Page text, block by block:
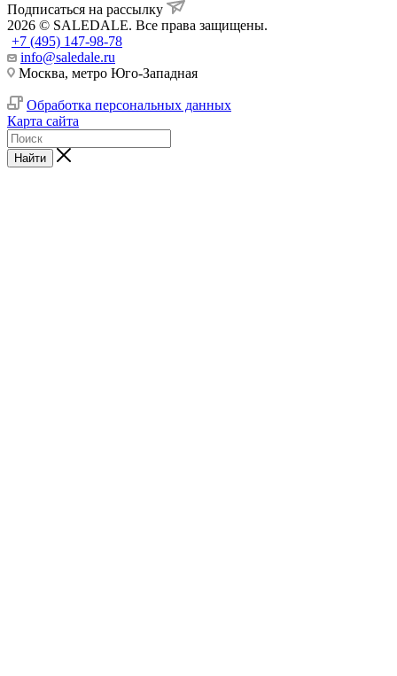
Подписаться на рассылку
2026 © SALEDALE. Все права защищены.
+7 (495) 147-98-78
info@saledale.ru
Москва, метро Юго-Западная
Обработка персональных данных
Карта сайта
Найти